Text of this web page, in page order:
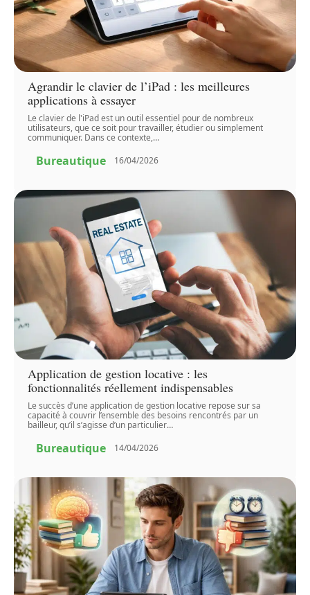
Agrandir le clavier de l’iPad : les meilleures
applications à essayer
Le clavier de l'iPad est un outil essentiel pour de nombreux
utilisateurs, que ce soit pour travailler, étudier ou simplement
communiquer. Dans ce contexte,…
Bureautique 16/04/2026
Application de gestion locative : les
fonctionnalités réellement indispensables
Le succès d’une application de gestion locative repose sur sa
capacité à couvrir l’ensemble des besoins rencontrés par un
bailleur, qu’il s’agisse d’un particulier…
Bureautique 14/04/2026